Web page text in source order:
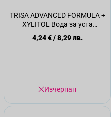
TRISA ADVANCED FORMULA +
XYLITOL Вода за уста
COMPLETE CARE, 500 мл.
4,24 €/8,29 лв.
Изчерпан